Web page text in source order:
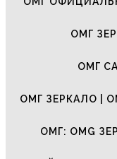
ОМГ
ОМГ
ОМГ ЗЕРКАЛО |
ОМГ: OMG